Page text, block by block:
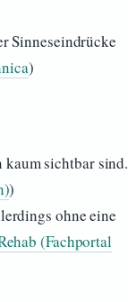
Sinneseindrücke
)
sichtbar sind.
)
ohne eine
(Fachportal